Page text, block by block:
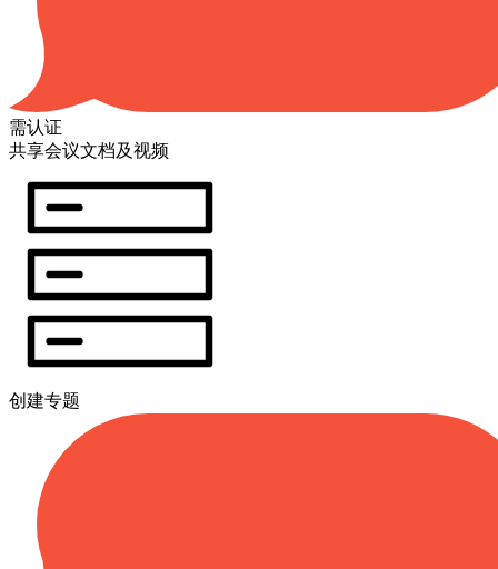
需认证
共享会议文档及视频
创建专题